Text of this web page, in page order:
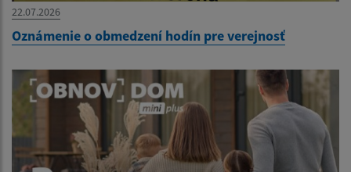
22.07.2026
Oznámenie o obmedzení hodín pre verejnosť